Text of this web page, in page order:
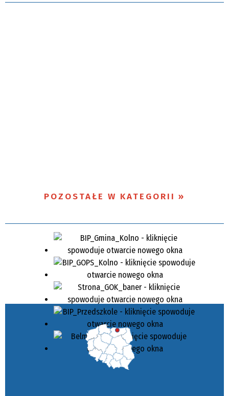
POZOSTAŁE W KATEGORII